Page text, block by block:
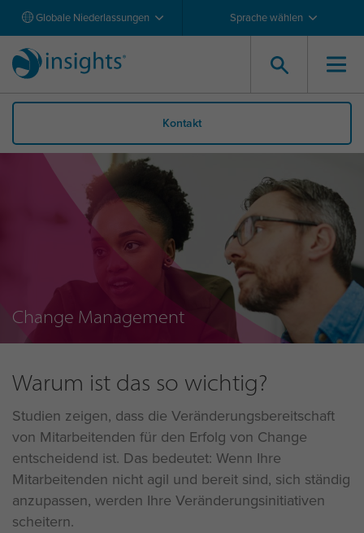
Globale Niederlassungen Sprache wählen
Kontakt
Change Management
Warum ist das so wichtig?
Studien zeigen, dass die Veränderungsbereitschaft
von Mitarbeitenden für den Erfolg von Change
entscheidend ist. Das bedeutet: Wenn Ihre
Mitarbeitenden nicht agil und bereit sind, sich ständig
anzupassen, werden Ihre Veränderungsinitiativen
scheitern.